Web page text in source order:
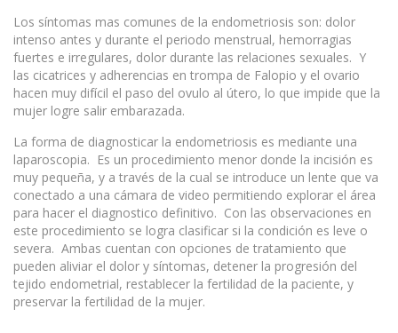
Los síntomas mas comunes de la endometriosis son: dolor
intenso antes y durante el periodo menstrual, hemorragias
fuertes e irregulares, dolor durante las relaciones sexuales. Y
las cicatrices y adherencias en trompa de Falopio y el ovario
hacen muy difícil el paso del ovulo al útero, lo que impide que la
mujer logre salir embarazada.
La forma de diagnosticar la endometriosis es mediante una
laparoscopia. Es un procedimiento menor donde la incisión es
muy pequeña, y a través de la cual se introduce un lente que va
conectado a una cámara de video permitiendo explorar el área
para hacer el diagnostico definitivo. Con las observaciones en
este procedimiento se logra clasificar si la condición es leve o
severa. Ambas cuentan con opciones de tratamiento que
pueden aliviar el dolor y síntomas, detener la progresión del
tejido endometrial, restablecer la fertilidad de la paciente, y
preservar la fertilidad de la mujer.